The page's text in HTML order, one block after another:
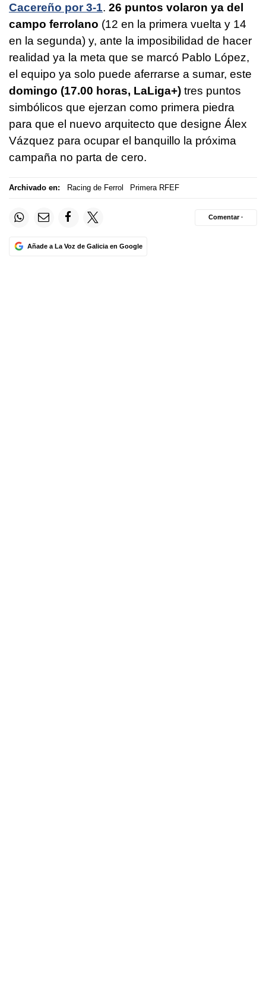
Cacereño por 3-1. 26 puntos volaron ya del
campo ferrolano (12 en la primera vuelta y 14
en la segunda) y, ante la imposibilidad de hacer
realidad ya la meta que se marcó Pablo López,
el equipo ya solo puede aferrarse a sumar, este
domingo (17.00 horas, LaLiga+) tres puntos
simbólicos que ejerzan como primera piedra
para que el nuevo arquitecto que designe Álex
Vázquez para ocupar el banquillo la próxima
campaña no parta de cero.
Archivado en: Racing de Ferrol Primera RFEF
Añade a La Voz de Galicia en Google
Comentar ·